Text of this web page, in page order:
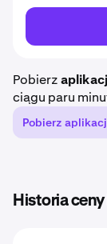
Pobierz
ciągu paru
Pobierz
Historia